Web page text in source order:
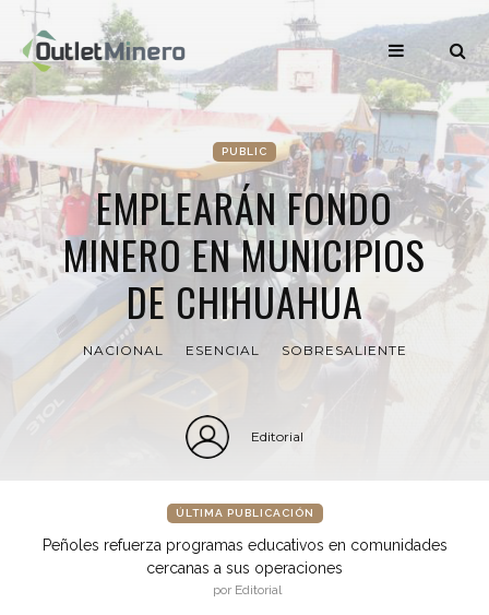
PUBLIC
EMPLEARÁN FONDO
MINERO EN MUNICIPIOS
DE CHIHUAHUA
NACIONAL ESENCIAL SOBRESALIENTE
Editorial
ÚLTIMA PUBLICACIÓN
Peñoles refuerza programas educativos en comunidades
cercanas a sus operaciones
por Editorial